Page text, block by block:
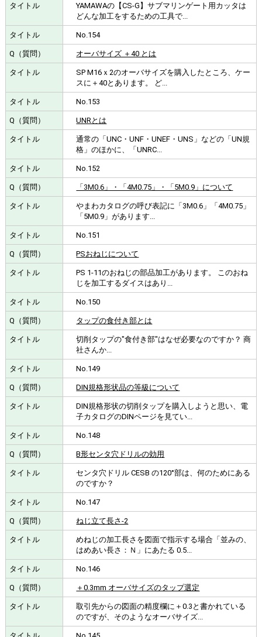
YAMAWAの【CS-G】サブマリンゲート用カッタは
どんな加工をするための工具で...
No.154
オーバサイズ ＋40 とは
SP M16ｘ2のオーバサイズを購入したところ、ケー
スに＋40とあります。 ど...
No.153
UNRとは
通常の「UNC・UNF・UNEF・UNS」などの「UN規
格」のほかに、「UNRC...
No.152
「3M0.6」・「4M0.75」・「5M0.9」について
やまわカタログの呼び表記に「3M0.6」「4M0.75」
「5M0.9」があります...
No.151
PSおねじについて
PS 1-11のおねじの部品加工があります。 このおね
じを加工するダイスはあり...
No.150
タップの食付き部とは
切削タップの"食付き部"はなぜ必要なのですか？ 商
社さんか...
No.149
DIN規格形状品の等級について
DIN規格形状の切削タップを購入しようと思い、電
子カタログのDINページを見てい...
No.148
B形センタ穴ドリルの効用
センタ穴ドリル CESB の120°部は、何のためにある
のですか？
No.147
ねじ立て長さ-2
めねじの加工長さを図面で指示する場合「並みの、
はめあい長さ：Ｎ」にあたる 0.5...
No.146
＋0.3mm オーバサイズのタップ選定
取引先からの図面の精度欄に＋0.3と書かれている
のですが、そのようなオーバサイズ...